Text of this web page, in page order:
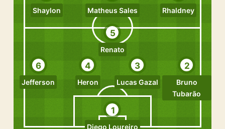
Shaylon Matheus Sales Rhaldney
5
Renato
6
Jefferson
4
Heron
3
Lucas Gazal
2
Bruno
Tubarão
1
Diego Loureiro